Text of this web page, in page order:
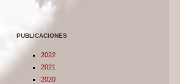
PUBLICACIONES
2022
2021
2020